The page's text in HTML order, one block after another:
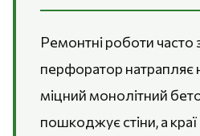
Ремонтні роботи часто
перфоратор натрапляє
міцний монолітний
пошкоджує стіни, а